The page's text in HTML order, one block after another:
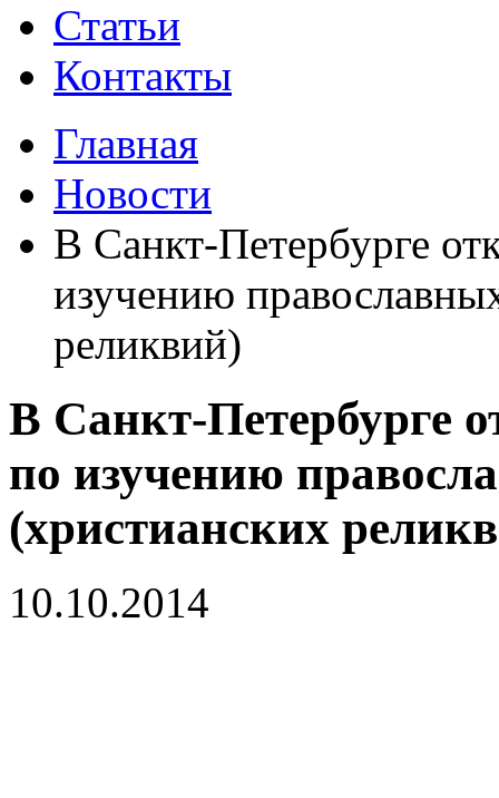
Статьи
Контакты
Главная
Новости
В Санкт-Петербурге
изучению
реликвий)
В Санкт-Петербурге
по изучению
(христианских
10.10.2014